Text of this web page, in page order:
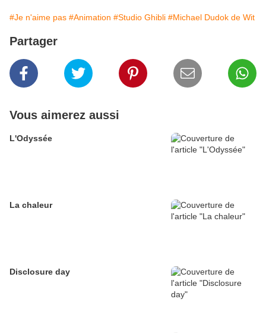
#Je n'aime pas #Animation #Studio Ghibli #Michael Dudok de Wit
Partager
Vous aimerez aussi
L'Odyssée
La chaleur
Disclosure day